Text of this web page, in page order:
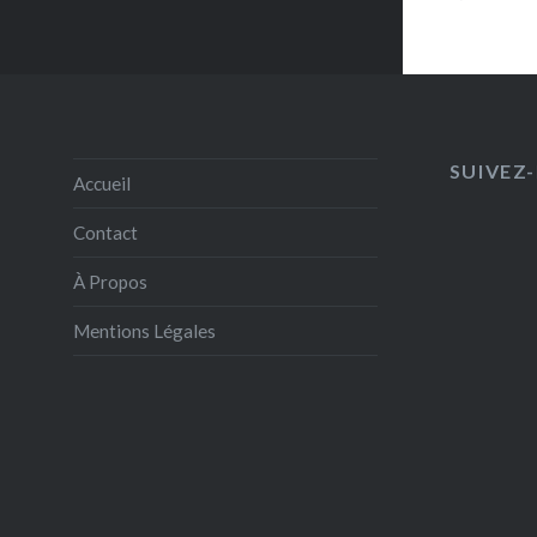
Accueil
Contact
À Propos
Mentions Légales